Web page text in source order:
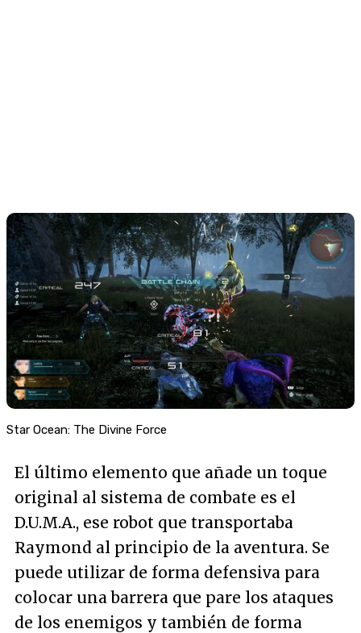
Star Ocean: The Divine Force
El último elemento que añade un toque
original al sistema de combate es el
D.U.M.A., ese robot que transportaba
Raymond al principio de la aventura. Se
puede utilizar de forma defensiva para
colocar una barrera que pare los ataques
de los enemigos y también de forma